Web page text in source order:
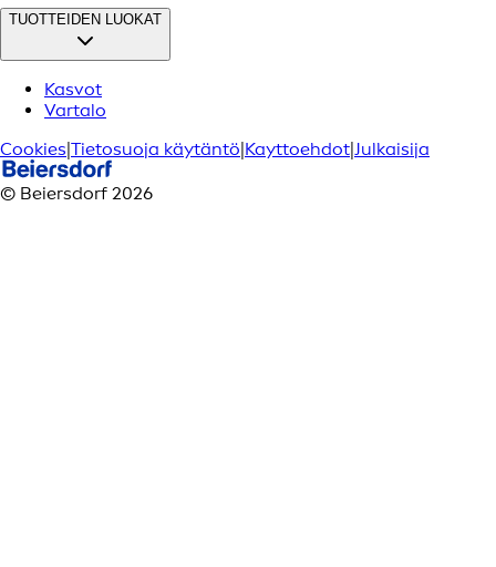
TUOTTEIDEN LUOKAT
Kasvot
Vartalo
Cookies|Tietosuoja käytäntö|Kayttoehdot|Julkaisija
© Beiersdorf 2026